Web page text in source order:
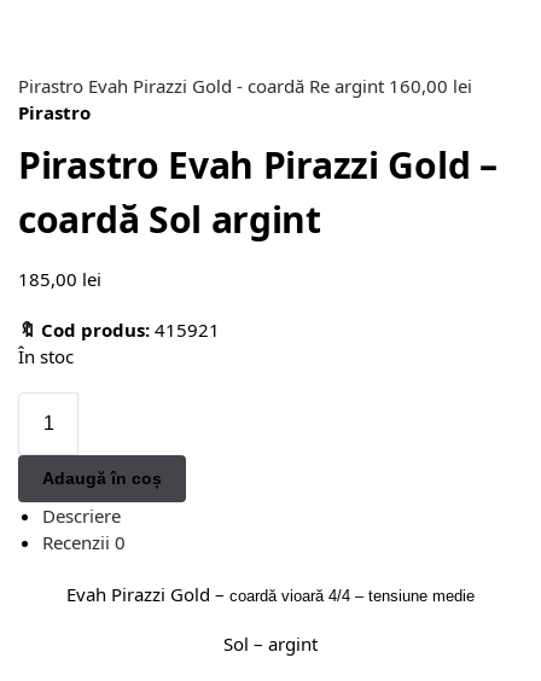
Pirastro Evah Pirazzi Gold - coardă Re argint 160,00 lei
Pirastro
Pirastro Evah Pirazzi Gold –
coardă Sol argint
185,00 lei
🔖 Cod produs: 415921
În stoc
Adaugă în coș
Descriere
Recenzii 0
Evah Pirazzi Gold – coardă vioară 4/4 – tensiune medie
Sol – argint